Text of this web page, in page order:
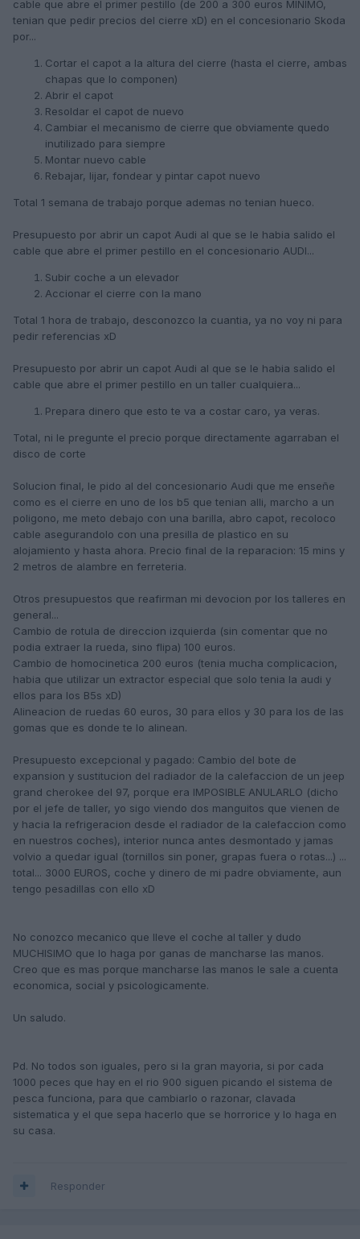
cable que abre el primer pestillo (de 200 a 300 euros MINIMO,
tenian que pedir precios del cierre xD) en el concesionario Skoda
por...
Cortar el capot a la altura del cierre (hasta el cierre, ambas
chapas que lo componen)
Abrir el capot
Resoldar el capot de nuevo
Cambiar el mecanismo de cierre que obviamente quedo
inutilizado para siempre
Montar nuevo cable
Rebajar, lijar, fondear y pintar capot nuevo
Total 1 semana de trabajo porque ademas no tenian hueco.
Presupuesto por abrir un capot Audi al que se le habia salido el
cable que abre el primer pestillo en el concesionario AUDI...
Subir coche a un elevador
Accionar el cierre con la mano
Total 1 hora de trabajo, desconozco la cuantia, ya no voy ni para
pedir referencias xD
Presupuesto por abrir un capot Audi al que se le habia salido el
cable que abre el primer pestillo en un taller cualquiera...
Prepara dinero que esto te va a costar caro, ya veras.
Total, ni le pregunte el precio porque directamente agarraban el
disco de corte
Solucion final, le pido al del concesionario Audi que me enseñe
como es el cierre en uno de los b5 que tenian alli, marcho a un
poligono, me meto debajo con una barilla, abro capot, recoloco
cable asegurandolo con una presilla de plastico en su
alojamiento y hasta ahora. Precio final de la reparacion: 15 mins y
2 metros de alambre en ferreteria.
Otros presupuestos que reafirman mi devocion por los talleres en
general...
Cambio de rotula de direccion izquierda (sin comentar que no
podia extraer la rueda, sino flipa) 100 euros.
Cambio de homocinetica 200 euros (tenia mucha complicacion,
habia que utilizar un extractor especial que solo tenia la audi y
ellos para los B5s xD)
Alineacion de ruedas 60 euros, 30 para ellos y 30 para los de las
gomas que es donde te lo alinean.
Presupuesto excepcional y pagado: Cambio del bote de
expansion y sustitucion del radiador de la calefaccion de un jeep
grand cherokee del 97, porque era IMPOSIBLE ANULARLO (dicho
por el jefe de taller, yo sigo viendo dos manguitos que vienen de
y hacia la refrigeracion desde el radiador de la calefaccion como
en nuestros coches), interior nunca antes desmontado y jamas
volvio a quedar igual (tornillos sin poner, grapas fuera o rotas...) ...
total... 3000 EUROS, coche y dinero de mi padre obviamente, aun
tengo pesadillas con ello xD
No conozco mecanico que lleve el coche al taller y dudo
MUCHISIMO que lo haga por ganas de mancharse las manos.
Creo que es mas porque mancharse las manos le sale a cuenta
economica, social y psicologicamente.
Un saludo.
Pd. No todos son iguales, pero si la gran mayoria, si por cada
1000 peces que hay en el rio 900 siguen picando el sistema de
pesca funciona, para que cambiarlo o razonar, clavada
sistematica y el que sepa hacerlo que se horrorice y lo haga en
su casa.
Responder